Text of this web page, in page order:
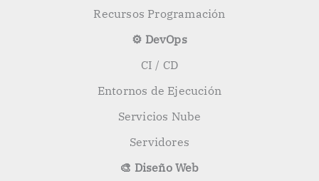
Recursos Programación
⚙️ DevOps
CI / CD
Entornos de Ejecución
Servicios Nube
Servidores
🎨 Diseño Web